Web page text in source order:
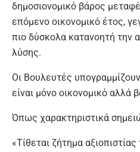
δημοσιονομικό βάρος
επόμενο οικονομικό έτος,
πιο δύσκολα κατανοητή την
λύσης.
Οι Βουλευτές
είναι μόνο οικονομικό αλλά
Όπως χαρακτηριστικά
«Τίθεται ζήτημα